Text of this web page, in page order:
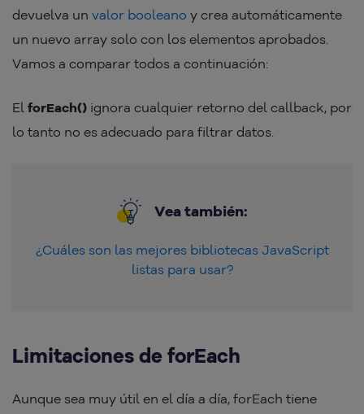
devuelva un valor booleano y crea automáticamente
un nuevo array solo con los elementos aprobados.
Vamos a comparar todos a continuación:
El forEach() ignora cualquier retorno del callback, por
lo tanto no es adecuado para filtrar datos.
Vea también:
¿Cuáles son las mejores bibliotecas JavaScript
listas para usar?
Limitaciones de forEach
Aunque sea muy útil en el día a día, forEach tiene